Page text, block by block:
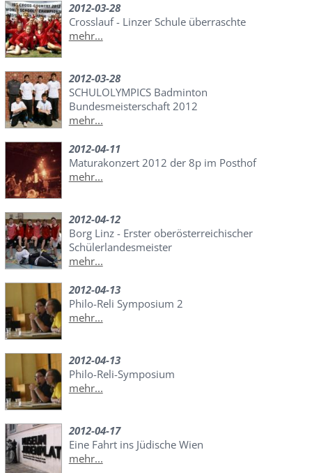
2012-03-28
Crosslauf - Linzer Schule überraschte
mehr...
2012-03-28
SCHULOLYMPICS Badminton
Bundesmeisterschaft 2012
mehr...
2012-04-11
Maturakonzert 2012 der 8p im Posthof
mehr...
2012-04-12
Borg Linz - Erster oberösterreichischer
Schülerlandesmeister
mehr...
2012-04-13
Philo-Reli Symposium 2
mehr...
2012-04-13
Philo-Reli-Symposium
mehr...
2012-04-17
Eine Fahrt ins Jüdische Wien
mehr...